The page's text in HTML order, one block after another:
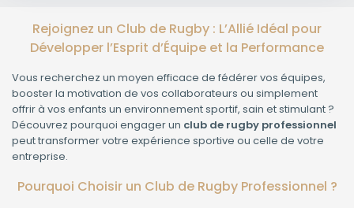
Rejoignez un Club de Rugby : L’Allié Idéal pour
Développer l’Esprit d’Équipe et la Performance
Vous recherchez un moyen efficace de fédérer vos équipes,
booster la motivation de vos collaborateurs ou simplement
offrir à vos enfants un environnement sportif, sain et stimulant ?
Découvrez pourquoi engager un club de rugby professionnel
peut transformer votre expérience sportive ou celle de votre
entreprise.
Pourquoi Choisir un Club de Rugby Professionnel ?